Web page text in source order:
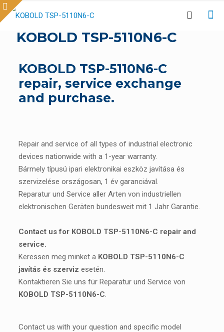
KOBOLD TSP-5110N6-C
KOBOLD TSP-5110N6-C
repair, service exchange
and purchase.
Repair and service of all types of industrial electronic
devices nationwide with a 1-year warranty.
Bármely típusú ipari elektronikai eszköz javítása és
szervizelése országosan, 1 év garanciával.
Reparatur und Service aller Arten von industriellen
elektronischen Geräten bundesweit mit 1 Jahr Garantie.
Contact us for KOBOLD TSP-5110N6-C repair and
service.
Keressen meg minket a KOBOLD TSP-5110N6-C
javítás és szerviz esetén.
Kontaktieren Sie uns für Reparatur und Service von
KOBOLD TSP-5110N6-C.
Contact us with your question and specific model